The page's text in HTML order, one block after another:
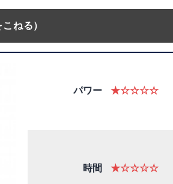
ねる）
パワー ★☆☆☆☆
時間 ★☆☆☆☆